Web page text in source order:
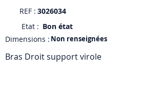
REF : 3026034
Etat : Bon état
Dimensions : Non renseignées
Bras Droit support virole